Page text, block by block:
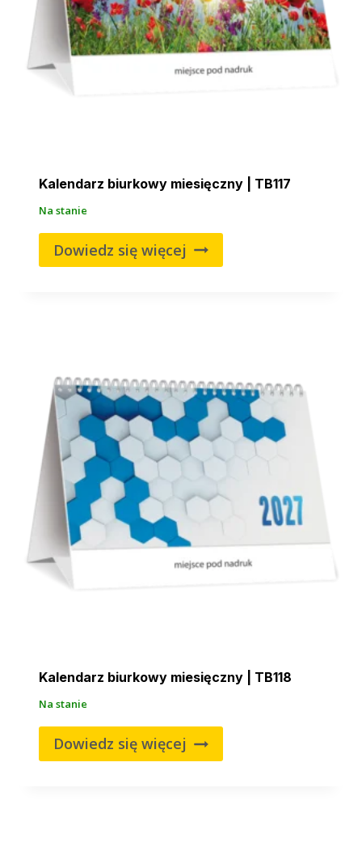
Kalendarz biurkowy miesięczny | TB117
Na stanie
Dowiedz się więcej
Kalendarz biurkowy miesięczny | TB118
Na stanie
Dowiedz się więcej